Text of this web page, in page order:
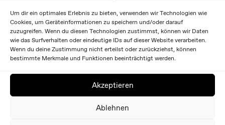
Um dir ein optimales Erlebnis zu bieten, verwenden wir Technologien wie
Cookies, um Geräteinformationen zu speichern und/oder darauf
zuzugreifen. Wenn du diesen Technologien zustimmst, können wir Daten
wie das Surfverhalten oder eindeutige IDs auf dieser Website verarbeiten.
Wenn du deine Zustimmung nicht erteilst oder zurückziehst, können
bestimmte Merkmale und Funktionen beeinträchtigt werden.
Akzeptieren
Ablehnen